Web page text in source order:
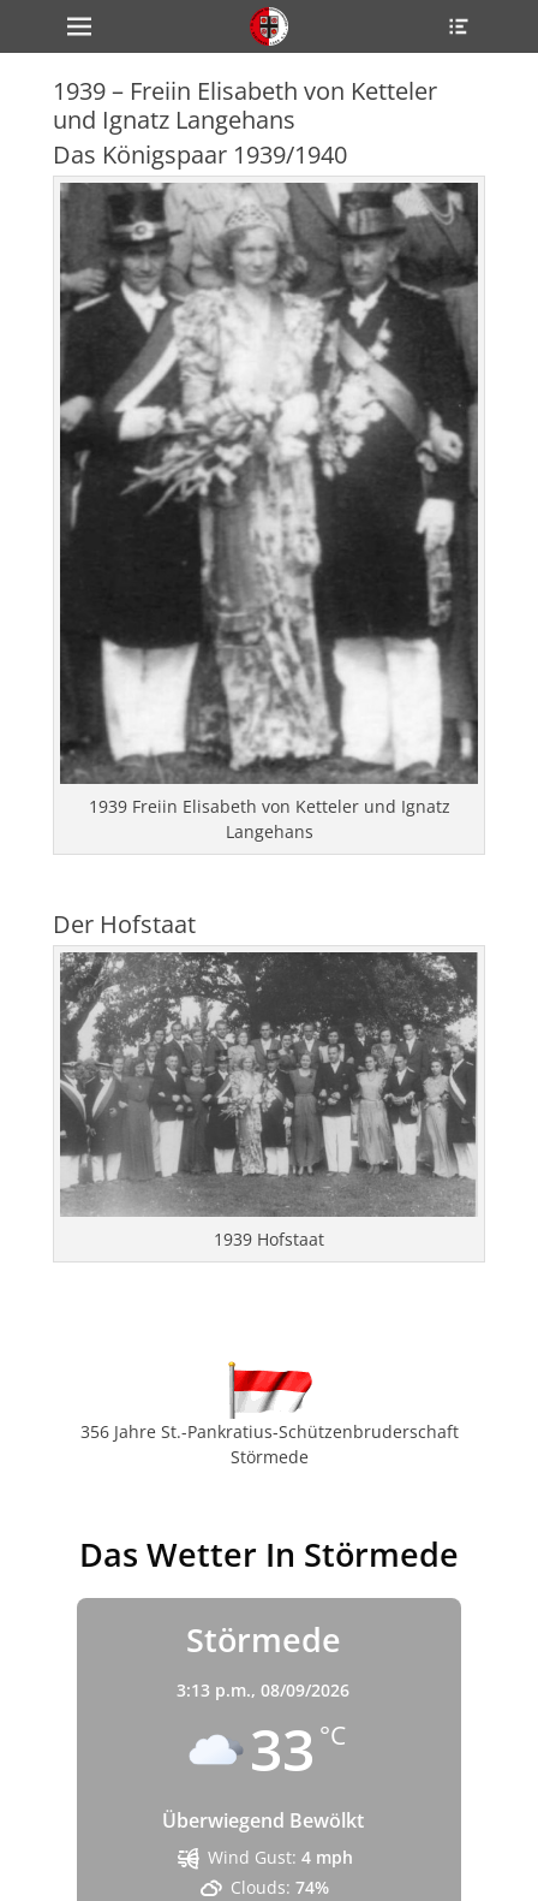
zum
Inhalt
Primärmenü
1939 – Freiin Elisabeth von Ketteler
und Ignatz Langehans
Das Königspaar 1939/1940
1939 Freiin Elisabeth von Ketteler und Ignatz
Langehans
Der Hofstaat
1939 Hofstaat
356 Jahre St.-Pankratius-Schützenbruderschaft
Störmede
Das Wetter In Störmede
Störmede
3:13 p.m., 08/09/2026
33 °C
Überwiegend Bewölkt
Wind Gust: 4 mph
Clouds: 74%